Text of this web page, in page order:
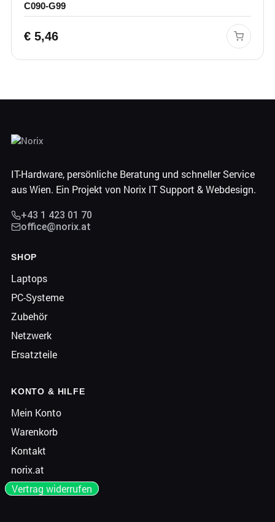
C090-G99
€5,46
IT-Hardware, persönliche Beratung und schneller Service
aus Wien. Ein Projekt von Norix IT Support & Webdesign.
+43 1 423 01 70
office@norix.at
SHOP
Laptops
PC-Systeme
Zubehör
Netzwerk
Ersatzteile
KONTO & HILFE
Mein Konto
Warenkorb
Kontakt
norix.at
Vertrag widerrufen